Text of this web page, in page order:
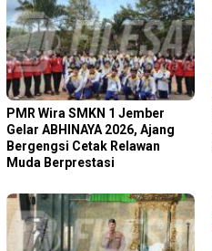
PMR Wira SMKN 1 Jember
Gelar ABHINAYA 2026, Ajang
Bergengsi Cetak Relawan
Muda Berprestasi